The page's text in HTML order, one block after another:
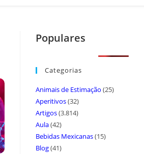
Populares
Categorias
Animais de Estimação (25)
Aperitivos(32)
Artigos(3.814)
Aula(42)
Bebidas Mexicanas(15)
Blog(41)